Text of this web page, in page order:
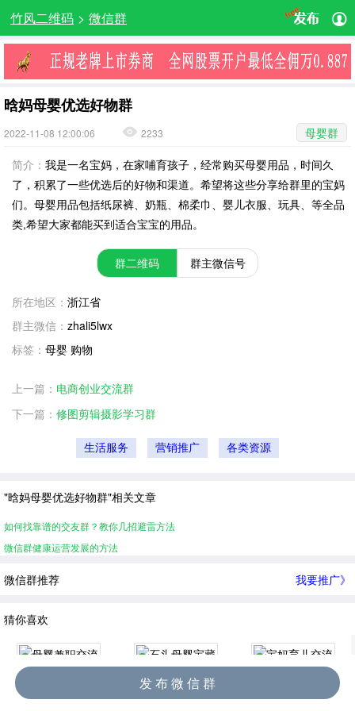
竹风二维码 > 微信群
晗妈母婴优选好物群
2022-11-08 12:00:06 2233
母婴群
简介： 我是一名宝妈，在家哺育孩子，经常购买母婴用品，时间久
了，积累了一些优选后的好物和渠道。希望将这些分享给群里的宝妈
们。母婴用品包括纸尿裤、奶瓶、棉柔巾、婴儿衣服、玩具、等全品
类,希望大家都能买到适合宝宝的用品。
群二维码 群主微信号
所在地区： 浙江省
群主微信： zhali5lwx
标签： 母婴 购物
上一篇： 电商创业交流群
下一篇： 修图剪辑摄影学习群
生活服务 营销推广 各类资源
"晗妈母婴优选好物群"相关文章
如何找靠谱的交友群？教你几招避雷方法
微信群健康运营发展的方法
微信群推荐 我要推广》
猜你喜欢
发 布 微 信 群